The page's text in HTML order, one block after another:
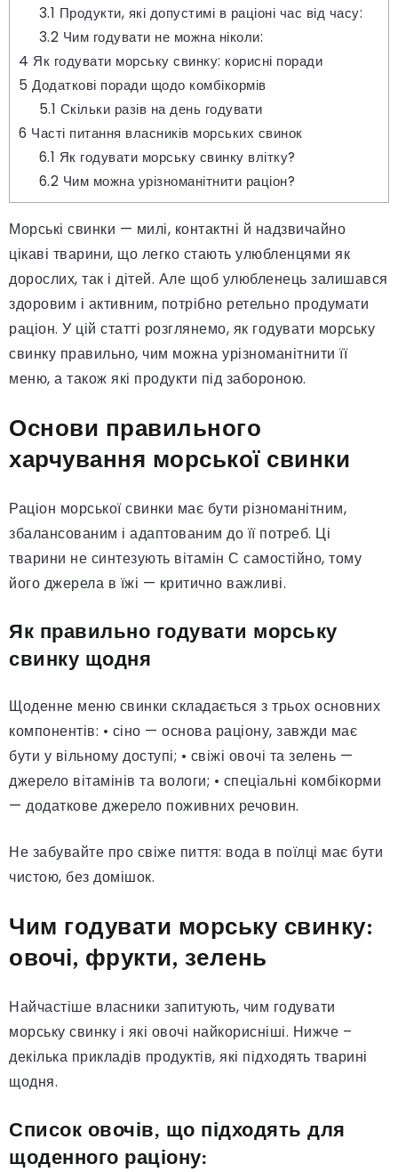
3.1 Продукти, які допустимі в раціоні час від часу:
3.2 Чим годувати не можна ніколи:
4 Як годувати морську свинку: корисні поради
5 Додаткові поради щодо комбікормів
5.1 Скільки разів на день годувати
6 Часті питання власників морських свинок
6.1 Як годувати морську свинку влітку?
6.2 Чим можна урізноманітнити раціон?
Морські свинки — милі, контактні й надзвичайно
цікаві тварини, що легко стають улюбленцями як
дорослих, так і дітей. Але щоб улюбленець залишався
здоровим і активним, потрібно ретельно продумати
раціон. У цій статті розглянемо, як годувати морську
свинку правильно, чим можна урізноманітнити її
меню, а також які продукти під забороною.
Основи правильного
харчування морської свинки
Раціон морської свинки має бути різноманітним,
збалансованим і адаптованим до її потреб. Ці
тварини не синтезують вітамін С самостійно, тому
його джерела в їжі — критично важливі.
Як правильно годувати морську
свинку щодня
Щоденне меню свинки складається з трьох основних
компонентів: • сіно — основа раціону, завжди має
бути у вільному доступі; • свіжі овочі та зелень —
джерело вітамінів та вологи; • спеціальні комбікорми
— додаткове джерело поживних речовин.
Не забувайте про свіже пиття: вода в поїлці має бути
чистою, без домішок.
Чим годувати морську свинку:
овочі, фрукти, зелень
Найчастіше власники запитують, чим годувати
морську свинку і які овочі найкорисніші. Нижче –
декілька прикладів продуктів, які підходять тварині
щодня.
Список овочів, що підходять для
щоденного раціону: